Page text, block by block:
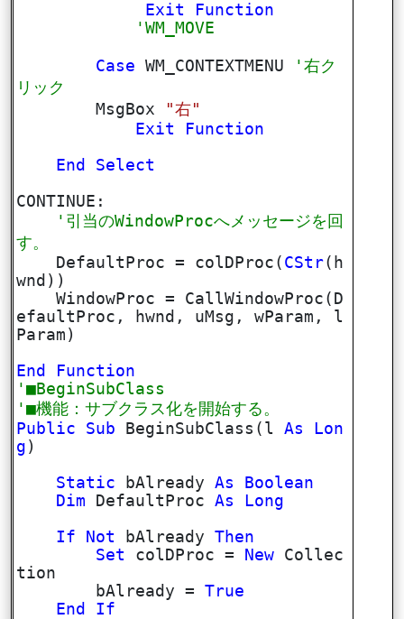
Exit
Function
'WM_MOVE
Case WM_CONTEXTMENU
'右ク
リック
MsgBox
"右"
Exit
Function
End
Select
CONTINUE:
'引当のWindowProcへメッセージを回
す。
DefaultProc = colDProc( CStr(h
wnd))
WindowProc = CallWindowProc(D
efaultProc, hwnd, uMsg, wParam, l
Param)
End
Function
'■BeginSubClass
'■機能：サブクラス化を開始する。
Public
Sub BeginSubClass(lAs
Lon
g )
Static bAlreadyAs
Boolean
Dim DefaultProcAs
Long
If
Not bAlreadyThen
Set
colDProc = New Collec
tion
bAlready =True
End
If